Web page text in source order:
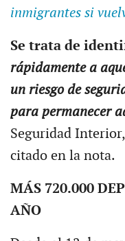
inmigrantes si
Se trata de
rápidamente a
un riesgo de
para permanecer
Seguridad Interior,
citado en la nota.
MÁS 720.000
AÑO